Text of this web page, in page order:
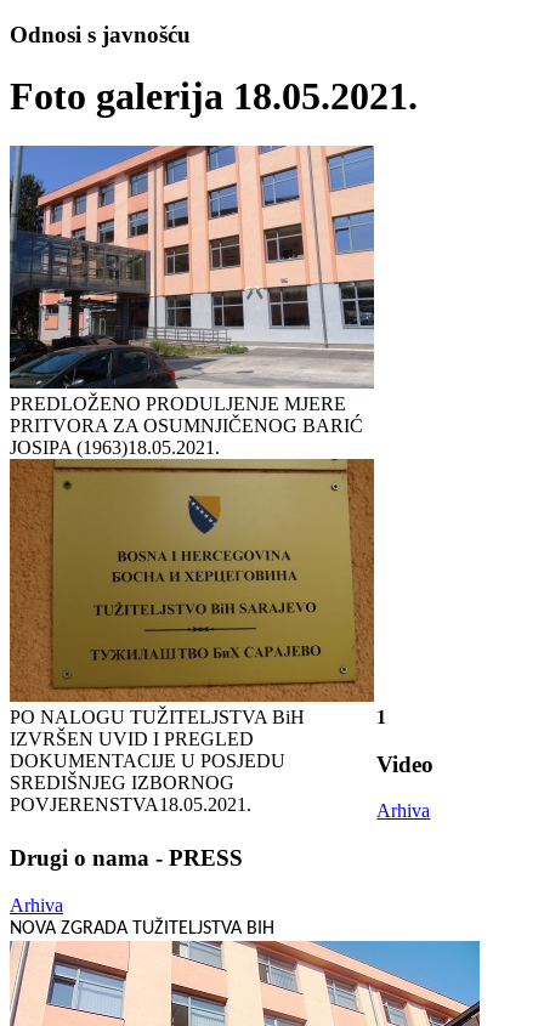
Odnosi s javnošću
Foto galerija 18.05.2021.
PREDLOŽENO PRODULJENJE MJERE
PRITVORA ZA OSUMNJIČENOG BARIĆ
JOSIPA (1963)18.05.2021.
PO NALOGU TUŽITELJSTVA BiH
IZVRŠEN UVID I PREGLED
DOKUMENTACIJE U POSJEDU
SREDIŠNJEG IZBORNOG
POVJERENSTVA18.05.2021.
1
Video
Arhiva
Drugi o nama - PRESS
Arhiva
NOVA ZGRADA TUŽITELJSTVA BIH